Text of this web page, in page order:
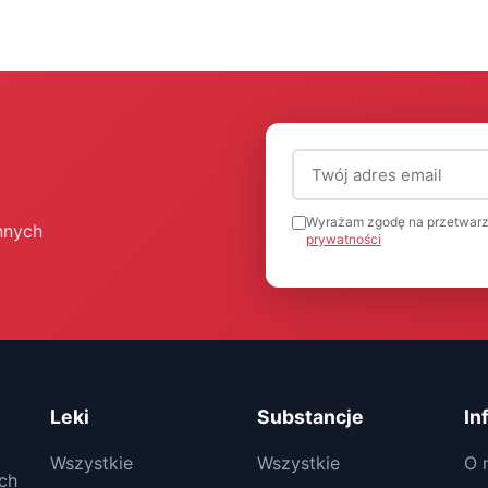
Adres email
Wyrażam zgodę na
prywatności
Leki
Wszystkie
Substancje
Wszystkie O